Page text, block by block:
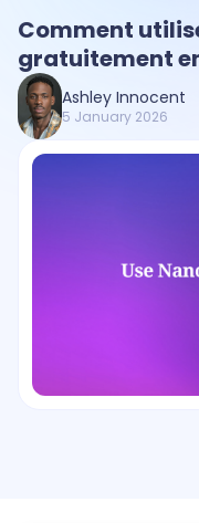
Comment
gratuitement
Ashley Innocent
5 January 2026